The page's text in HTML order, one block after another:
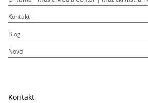
Kontakt
Blog
Novo
Kontakt